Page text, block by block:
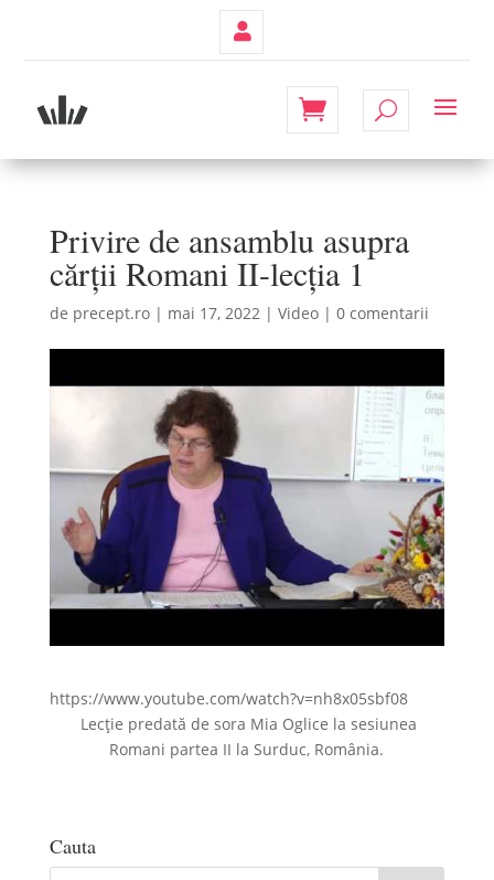
Privire de ansamblu asupra
cărții Romani II-lecția 1
de precept.ro| mai 17, 2022| Video| 0 comentarii
https://www.youtube.com/watch?v=nh8x05sbf08
Lecție predată de sora Mia Oglice la sesiunea
Romani partea II la Surduc, România.
Cauta